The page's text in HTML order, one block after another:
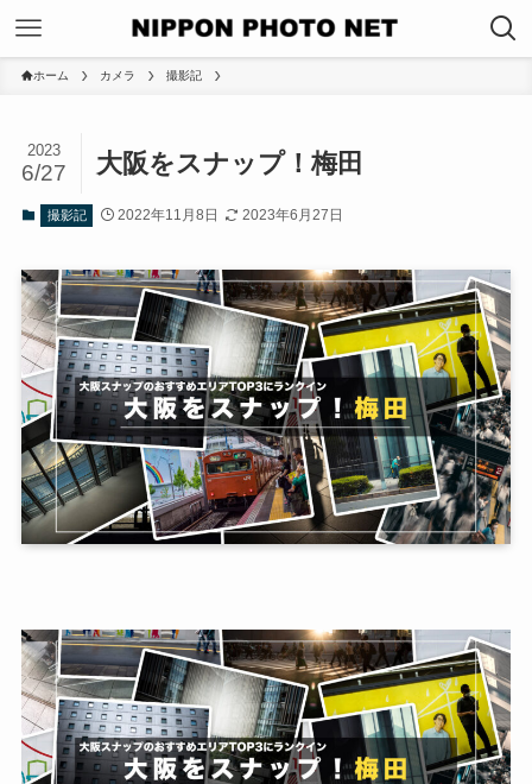
ホーム カメラ 撮影記
大阪をスナップ！梅田
2023
6/27
撮影記 2022年11月8日 2023年6月27日